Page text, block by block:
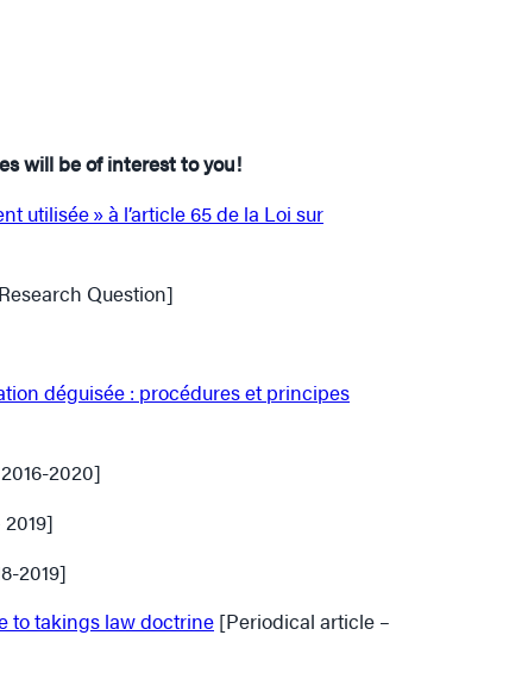
will be of interest to you!
utilisée » à l’article 65 de la Loi sur
Question]
déguisée : procédures et principes
2020]
2019]
to takings law doctrine [Periodical article –